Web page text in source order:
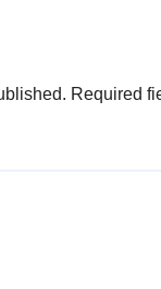
Required